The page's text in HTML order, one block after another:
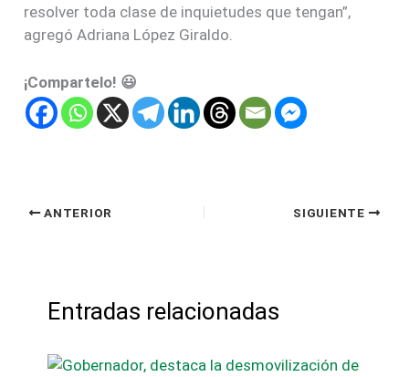
resolver toda clase de inquietudes que tengan”,
agregó Adriana López Giraldo.
¡Compartelo! 😃
ANTERIOR SIGUIENTE
Entradas relacionadas